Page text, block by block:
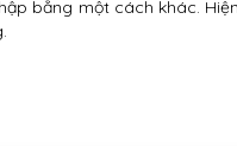
bằng một cách khác.